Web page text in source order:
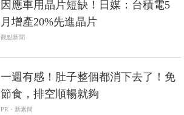
因應車用晶片短缺！日媒：台積電5
月增產20%先進晶片
觀點新聞
一週有感！肚子整個都消下去了！免
節食，排空順暢就夠
PR・新素簡